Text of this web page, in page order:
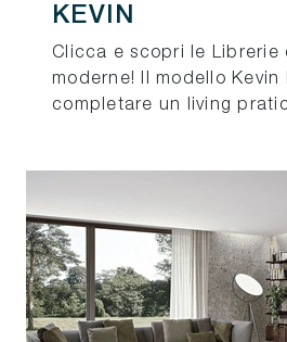
KEVIN
Clicca e scopri le Librerie
moderne! Il modello Kevin
completare un living